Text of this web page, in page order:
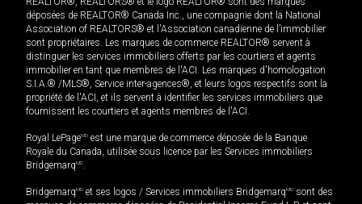
déposées de REALTOR® Canada Inc., une compagnie dont la National
Association of REALTORS® et l'Association canadienne de l’immobilier
sont propriétaires. Les marques de commerce REALTOR® servent à
distinguer les services immobiliers offerts par les courtiers et agents
immobilier en tant que membres de l'ACI. Les marques d'homologation
S.I.A.® /MLS®, Service inter-agences®, et leurs logos respectifs sont la
propriété de l'ACI, et ils servent à identifier les services immobiliers que
fournissent les courtiers et agents membres de l'ACI.
Royal LePageMD est une marque de commerce déposée de la Banque
Royale du Canada, utilisée sous licence par les Services immobiliers
BridgemarqMD.
BridgemarqMD et ses logos / Services immobiliers BridgemarqMD sont des